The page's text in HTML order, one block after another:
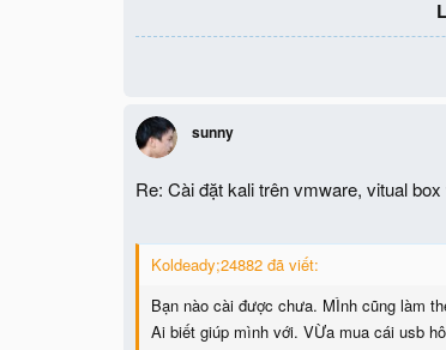
sunny
Re: Cài đặt kali trên vmware, vitual
Koldeady;24882 đã viết:
Bạn nào cài được chưa. MÌnh cũng làm
Ai biết giúp mình với. VỪa mua cái usb